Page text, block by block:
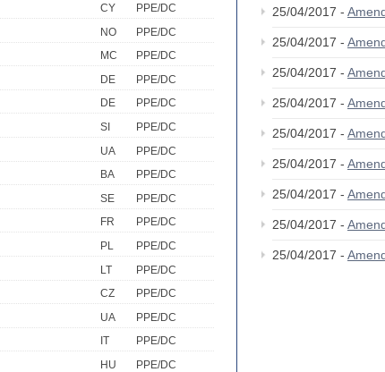
CY
PPE/DC
NO
PPE/DC
MC
PPE/DC
DE
PPE/DC
DE
PPE/DC
SI
PPE/DC
UA
PPE/DC
BA
PPE/DC
SE
PPE/DC
FR
PPE/DC
PL
PPE/DC
LT
PPE/DC
CZ
PPE/DC
UA
PPE/DC
IT
PPE/DC
HU
PPE/DC
25/04/2017 -
25/04/2017 -
25/04/2017 -
25/04/2017 -
25/04/2017 -
25/04/2017 -
25/04/2017 -
25/04/2017 -
25/04/2017 -